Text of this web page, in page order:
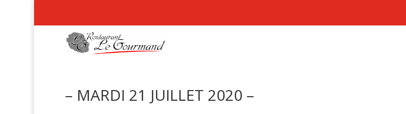
– MARDI 21 JUILLET 2020 –